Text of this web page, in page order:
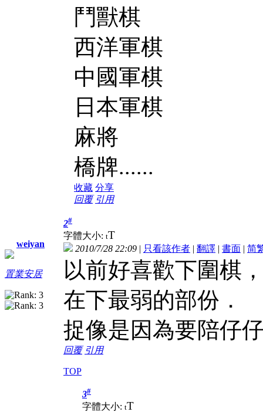
鬥獸棋
西洋軍棋
中國軍棋
日本軍棋
麻將
橋牌......
收藏 分享
回覆 引用
weiyan
置業安居
2#
字體大小: tT
2010/7/28 22:09 | 只看該作者 | 翻譯 | 書面 | 简
以前好喜歡下圍棋
在下最弱的部份．
捉像是因為要陪仔
回覆 引用
TOP
3#
字體大小: tT